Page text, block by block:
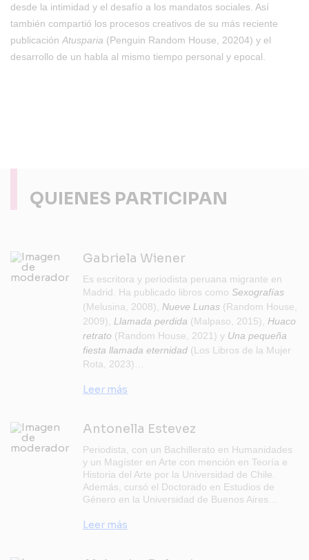
desde la intimidad y el desafío a los mandatos sociales. Así
también compartió los procesos creativos de su más reciente
publicación Atusparia (Penguin Random House, 20204) y el
desarrollo de un habla al mismo tiempo personal y epocal.
QUIENES PARTICIPAN
Gabriela Wiener
Es escritora y periodista peruana migrante en
Madrid. Ha publicado libros como Sexografías
(Melusina, 2008), Nueve Lunas (Random House,
2009), Llamada perdida (Malpaso, 2015), Huaco
retrato (Random House, 2021) y Una pequeña
fiesta llamada eternidad (Los Libros de la Mujer
Rota, 2023)…
Leer más
Antonella Estevez
Periodista, con un Bachillerato en Humanidades
y un Magíster en Arte con mención en Teoría e
Historia del Arte por la Universidad de Chile.
Además, cursó el Doctorado en Estudios de
Género en la Universidad de Buenos Aires…
Leer más